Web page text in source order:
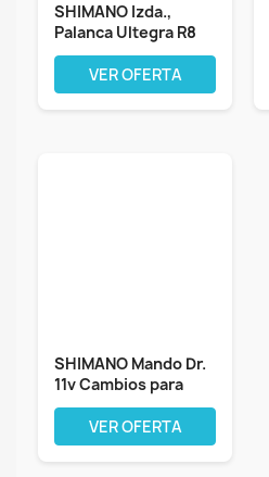
SHIMANO Izda.,
Palanca Ultegra R8
2v Mecananico...
VER OFERTA
SHIMANO Mando Dr.
11v Cambios para
Bicicletas,...
VER OFERTA